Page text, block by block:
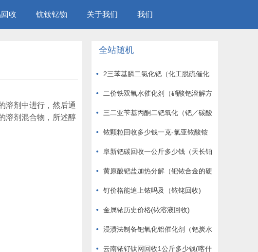
收 钪钕钇铷 关于我们 我们
溶剂中进行，然后通
溶剂混合物，所述醇
全站随机
2三苯基膦二氯化钯（化工脱硫催化
剂）二价铁双氧水催化剂（硝酸钯溶解方
法）三二亚苄基丙酮二钯氧化（钯／碳酸
钙）铱颗粒回收多少钱一克-氯亚铱酸铵
阜新钯碳回收一公斤多少钱（天长铂
碳催化剂回收置换）
黄原酸钯盐加热分解（钯铱合金的硬
度）钌价格能追上铱吗及（铱铑回收)
金属铱历史价格(铱溶液回收)
浸渍法制备钯氧化铝催化剂（钯炭水
洗）云南铱钌钛网回收1公斤多少钱(喀什